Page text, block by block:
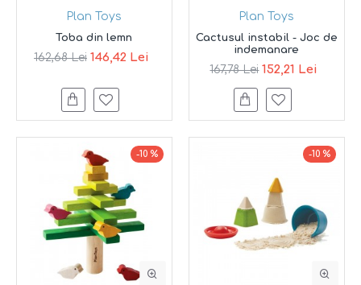
Plan Toys
Toba din lemn
162,68 Lei 146,42 Lei
Plan Toys
Cactusul instabil - Joc de
indemanare
167,78 Lei 152,21 Lei
-10 % -10 %